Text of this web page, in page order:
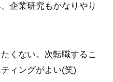
企業研究もかなりやり
くない。次転職するこ
ィングがよい(笑)